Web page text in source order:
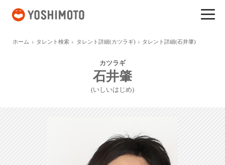
ホーム タレント検索 タレント詳細(カツラギ) タレント詳細(石井肇)
カツラギ
石井肇
(いしいはじめ)